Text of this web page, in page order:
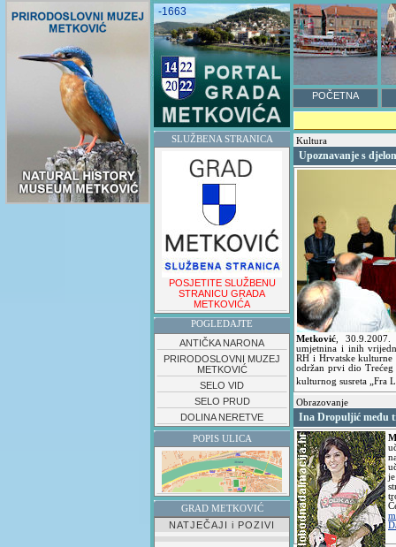
-1663
POČETNA
SLUŽBENA STRANICA
POSJETITE SLUŽBENU
STRANICU GRADA
METKOVIĆA
POGLEDAJTE
ANTIČKA NARONA
PRIRODOSLOVNI MUZEJ
METKOVIĆ
SELO VID
SELO PRUD
DOLINA NERETVE
POPIS ULICA
GRAD METKOVIĆ
NATJEČAJI i POZIVI
Kultura
Upoznavanje s
Metković
umjetnina i inih
RH i Hrvatske
održan prvi dio Trećeg
kulturnog susreta „Fra
Obrazovanje
Ina Dropuljić među